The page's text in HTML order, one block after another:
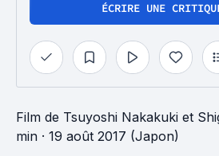
ÉCRIRE UNE
Film de Tsuyoshi Nakakuki et
min · 19 août 2017 (Japon)